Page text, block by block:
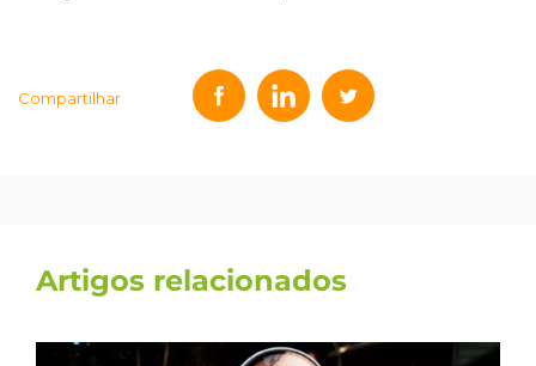
Compartilhar
Artigos relacionados